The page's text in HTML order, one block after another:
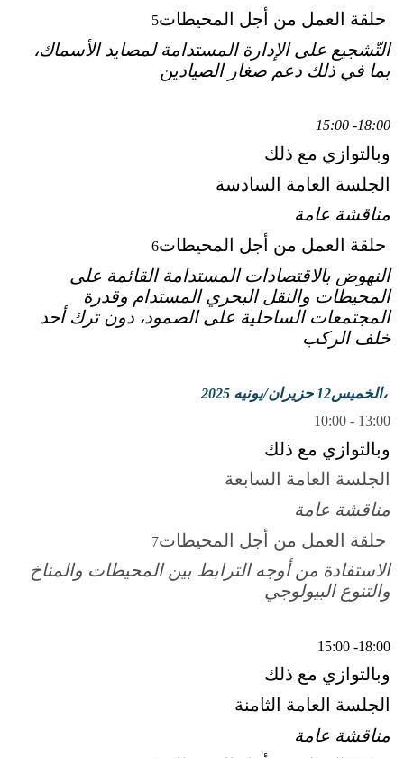
5
التّشجيع على الإدارة المستدامة لمصايد الأسماك،
بما في ذلك دعم صغار الصيادين
15:00 -18:00
وبالتوازي مع ذلك
الجلسة العامة السادسة
مناقشة عامة
6
النهوض بالاقتصادات المستدامة القائمة على
المحيطات والنقل البحري المستدام وقدرة
المجتمعات الساحلية على الصمود، دون ترك أحد
خلف الركب
12حزيران/يونيه
2025
10:00 - 13:00
وبالتوازي مع ذلك
الجلسة العامة السابعة
مناقشة عامة
7
الاستفادة من أوجه الترابط بين المحيطات والمناخ
والتنوع البيولوجي
15:00 -18:00
وبالتوازي مع ذلك
الجلسة العامة الثامنة
مناقشة عامة